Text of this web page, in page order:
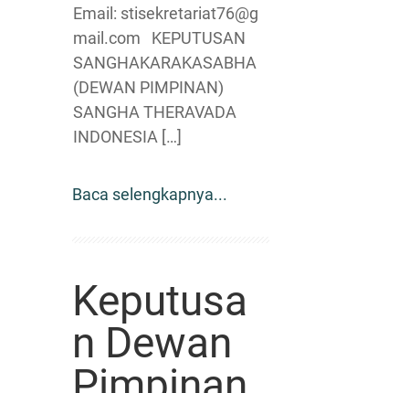
Email: stisekretariat76@g
mail.com KEPUTUSAN
SANGHAKARAKASABHA
(DEWAN PIMPINAN)
SANGHA THERAVADA
INDONESIA […]
Baca selengkapnya...
Keputusa
n Dewan